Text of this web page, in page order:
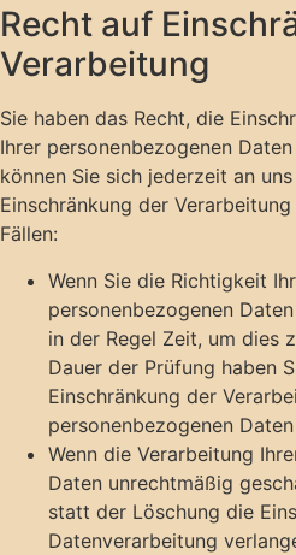
Recht auf
Verarbeitung
Sie haben das Recht, die
Ihrer personenbezogenen
können Sie sich jederzeit an
Einschränkung der
Fällen:
Wenn Sie die Richtigkeit
personenbezogenen
in der Regel Zeit, um dies
Dauer der Prüfung haben
Einschränkung der
personenbezogenen
Wenn die Verarbeitung
Daten unrechtmäßig
statt der Löschung die
Datenverarbeitung